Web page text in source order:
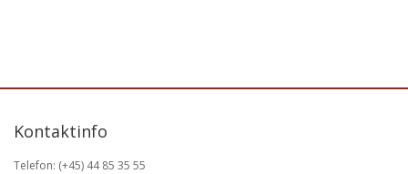
Kontaktinfo
Telefon: (+45) 44 85 35 55